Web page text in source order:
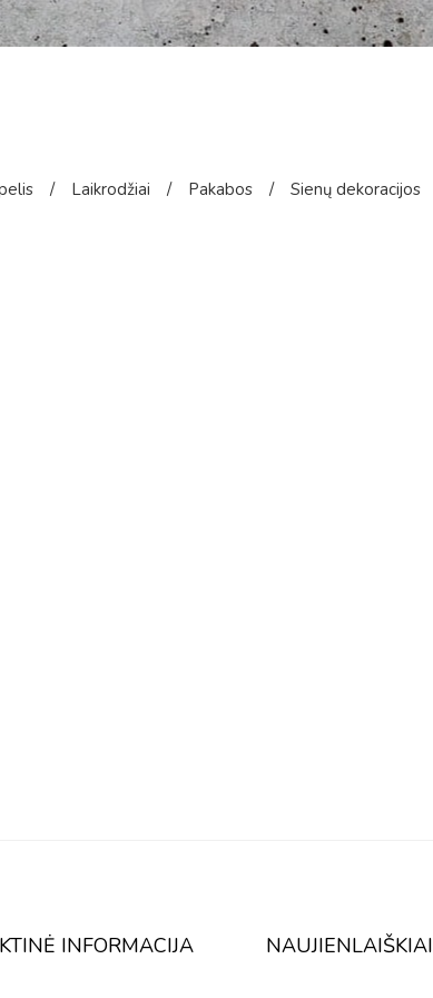
/ Laikrodžiai / Pakabos / Sienų dekoracijos
INFORMACIJA NAUJIENLAIŠKIAI